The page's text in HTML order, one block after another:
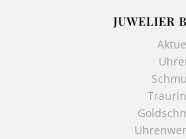
JUWELIER